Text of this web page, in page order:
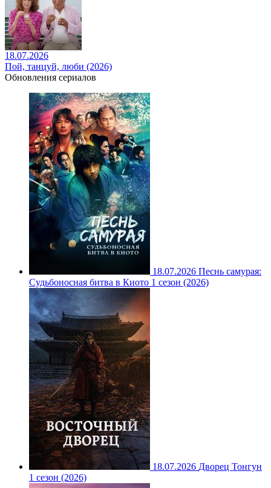
18.07.2026
Пой, танцуй, люби (2026)
Обновления сериалов
18.07.2026 Песнь самурая:
Судьбоносная битва в Киото 1 сезон (2026)
18.07.2026 Дворец Тонгун
1 сезон (2026)